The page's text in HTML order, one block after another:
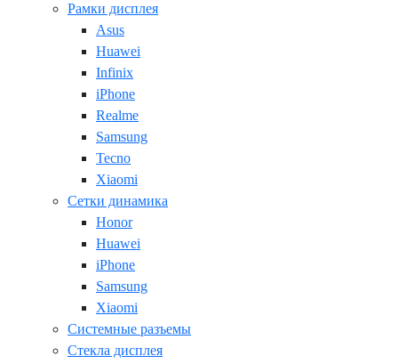
Рамки дисплея
Asus
Huawei
Infinix
iPhone
Realme
Samsung
Tecno
Xiaomi
Сетки динамика
Honor
Huawei
iPhone
Samsung
Xiaomi
Системные разъемы
Стекла дисплея